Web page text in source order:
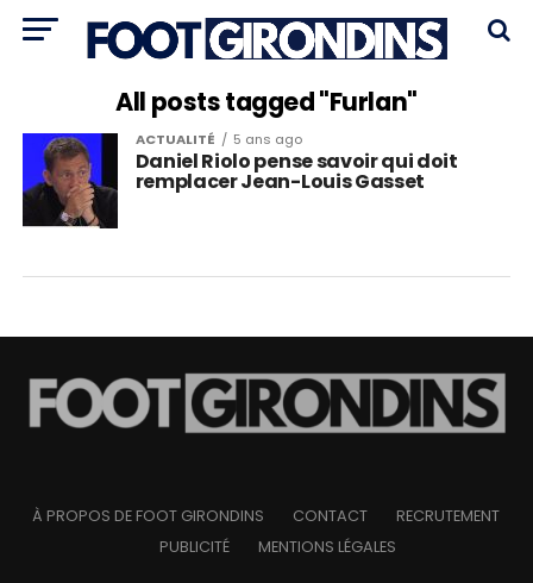
All posts tagged "Furlan"
ACTUALITÉ 5 ans ago
Daniel Riolo pense savoir qui doit
remplacer Jean-Louis Gasset
À PROPOS DE FOOT GIRONDINS CONTACT
RECRUTEMENT
PUBLICITÉ
MENTIONS LÉGALES